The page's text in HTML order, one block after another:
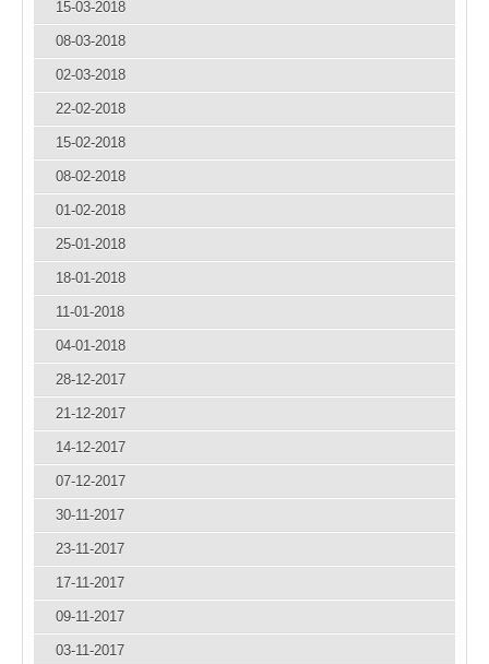
15-03-2018
08-03-2018
02-03-2018
22-02-2018
15-02-2018
08-02-2018
01-02-2018
25-01-2018
18-01-2018
11-01-2018
04-01-2018
28-12-2017
21-12-2017
14-12-2017
07-12-2017
30-11-2017
23-11-2017
17-11-2017
09-11-2017
03-11-2017